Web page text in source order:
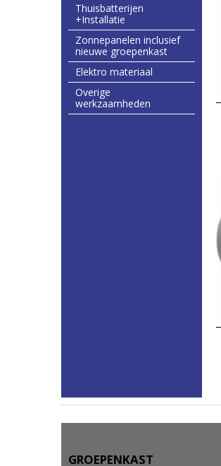
Thuisbatterijen
+Installatie
Zonnepanelen inclusief
nieuwe groepenkast
Elektro materiaal
Overige
werkzaamheden
GROEPENKAST